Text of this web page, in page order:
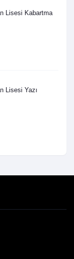
Lisesi Kabartma
Lisesi Yazı